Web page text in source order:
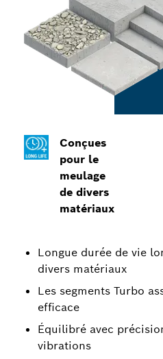
Conçues
pour le
meulage
de divers
matériaux
Longue durée de vie
divers matériaux
Les segments Turbo
efficace
Équilibré avec
vibrations